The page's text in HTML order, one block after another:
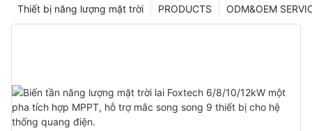
ODM&OEM
PRODUCTS
Thiết bị năng lượng mặt trời